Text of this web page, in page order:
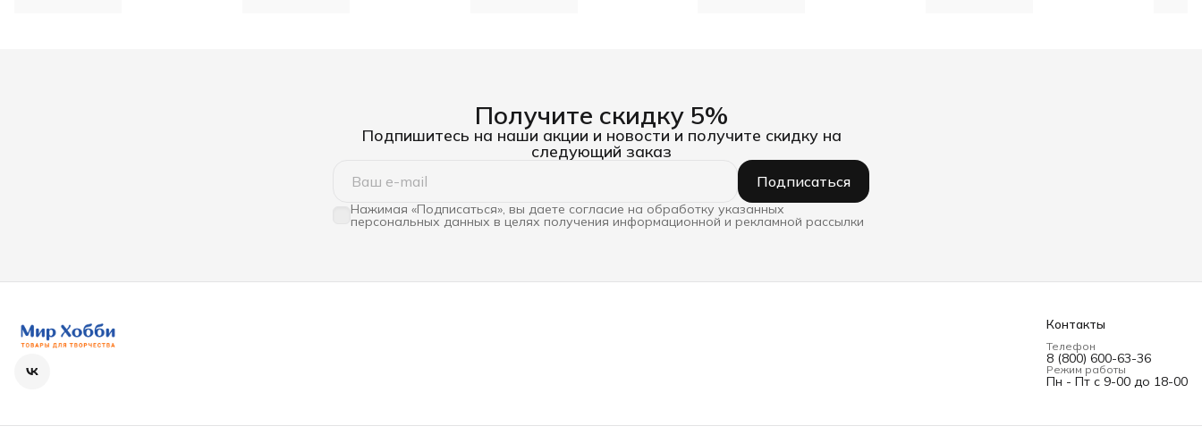
Получите скидку 5%
Подпишитесь на наши акции и новости и получите скидку на
следующий заказ
Подписаться
Нажимая «Подписаться», вы даете согласие на обработку указанных
персональных данных в целях получения информационной и рекламной рассылки
Контакты
Телефон
8 (800) 600-63-36
Режим работы
Пн - Пт с 9-00 до 18-00